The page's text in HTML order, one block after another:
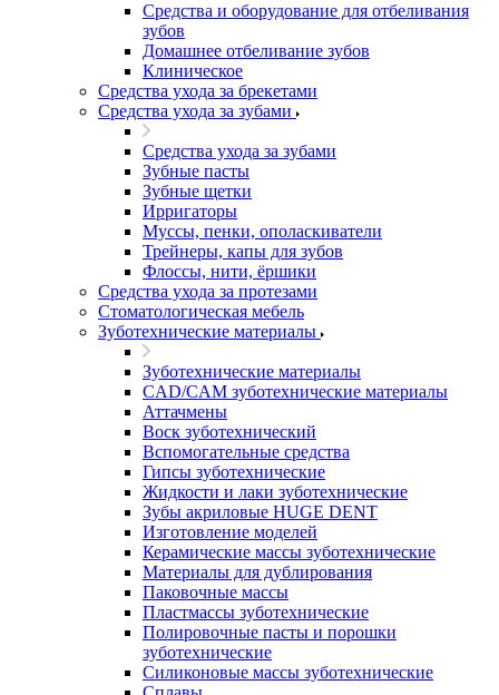
Средства и оборудование для отбеливания
зубов
Домашнее отбеливание зубов
Клиническое
Средства ухода за брекетами
Средства ухода за зубами
Средства ухода за зубами
Зубные пасты
Зубные щетки
Ирригаторы
Муссы, пенки, ополаскиватели
Трейнеры, капы для зубов
Флоссы, нити, ёршики
Средства ухода за протезами
Стоматологическая мебель
Зуботехнические материалы
Зуботехнические материалы
CAD/CAM зуботехнические материалы
Аттачмены
Воск зуботехнический
Вспомогательные средства
Гипсы зуботехнические
Жидкости и лаки зуботехнические
Зубы акриловые HUGE DENT
Изготовление моделей
Керамические массы зуботехнические
Материалы для дублирования
Паковочные массы
Пластмассы зуботехнические
Полировочные пасты и порошки
зуботехнические
Силиконовые массы зуботехнические